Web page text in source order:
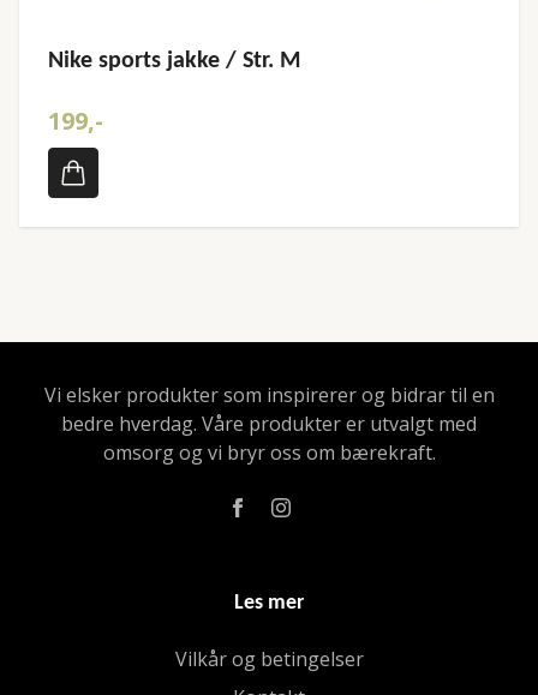
Nike sports jakke / Str. M
199,-
Vi elsker produkter som inspirerer og bidrar til en
bedre hverdag. Våre produkter er utvalgt med
omsorg og vi bryr oss om bærekraft.
Les mer
Vilkår og betingelser